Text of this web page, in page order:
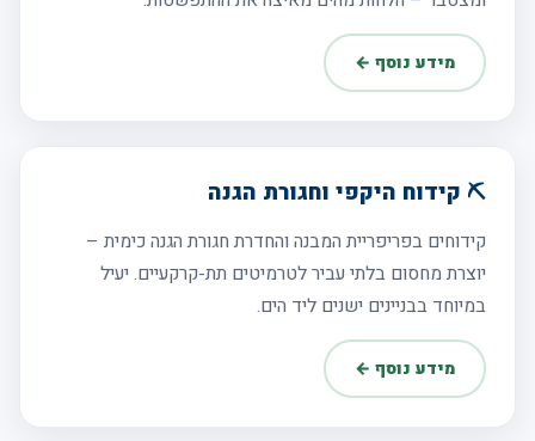
מידע נוסף ←
⛏️ קידוח היקפי וחגורת הגנה
קידוחים בפריפריית המבנה והחדרת חגורת הגנה כימית –
יוצרת מחסום בלתי עביר לטרמיטים תת-קרקעיים. יעיל
במיוחד בבניינים ישנים ליד הים.
מידע נוסף ←